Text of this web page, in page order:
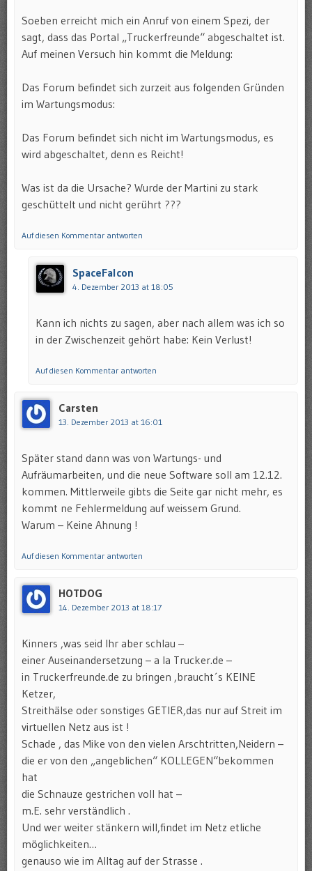
Soeben erreicht mich ein Anruf von einem Spezi, der
sagt, dass das Portal „Truckerfreunde“ abgeschaltet ist.
Auf meinen Versuch hin kommt die Meldung:
Das Forum befindet sich zurzeit aus folgenden Gründen
im Wartungsmodus:
Das Forum befindet sich nicht im Wartungsmodus, es
wird abgeschaltet, denn es Reicht!
Was ist da die Ursache? Wurde der Martini zu stark
geschüttelt und nicht gerührt ???
Auf diesen Kommentar antworten
SpaceFalcon
4. Dezember 2013 at 18:05
Kann ich nichts zu sagen, aber nach allem was ich so
in der Zwischenzeit gehört habe: Kein Verlust!
Auf diesen Kommentar antworten
Carsten
13. Dezember 2013 at 16:01
Später stand dann was von Wartungs- und
Aufräumarbeiten, und die neue Software soll am 12.12.
kommen. Mittlerweile gibts die Seite gar nicht mehr, es
kommt ne Fehlermeldung auf weissem Grund.
Warum – Keine Ahnung !
Auf diesen Kommentar antworten
HOTDOG
14. Dezember 2013 at 18:17
Kinners ,was seid Ihr aber schlau –
einer Auseinandersetzung – a la Trucker.de –
in Truckerfreunde.de zu bringen ,braucht´s KEINE
Ketzer,
Streithälse oder sonstiges GETIER,das nur auf Streit im
virtuellen Netz aus ist !
Schade , das Mike von den vielen Arschtritten,Neidern –
die er von den „angeblichen“ KOLLEGEN“bekommen
hat
die Schnauze gestrichen voll hat –
m.E. sehr verständlich .
Und wer weiter stänkern will,findet im Netz etliche
möglichkeiten…
genauso wie im Alltag auf der Strasse .